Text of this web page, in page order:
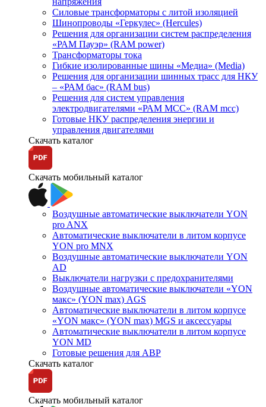
Силовые трансформаторы с литой изоляцией
Шинопроводы «Геркулес» (Hercules)
Решения для организации систем распределения
«РАМ Пауэр» (RAM power)
Трансформаторы тока
Гибкие изолированные шины «Медиа» (Media)
Решения для организации шинных трасс для НКУ
– «РАМ бас» (RAM bus)
Решения для систем управления
электродвигателями «РАМ МСС» (RAM mcc)
Готовые НКУ распределения энергии и
управления двигателями
Скачать каталог
Скачать мобильный каталог
Воздушные автоматические выключатели YON
pro ANX
Автоматические выключатели в литом корпусе
YON pro MNX
Воздушные автоматические выключатели YON
AD
Выключатели нагрузки с предохранителями
Воздушные автоматические выключатели «YON
макс» (YON max) AGS
Автоматические выключатели в литом корпусе
«YON макс» (YON max) MGS и аксессуары
Автоматические выключатели в литом корпусе
YON MD
Готовые решения для АВР
Скачать каталог
Скачать мобильный каталог